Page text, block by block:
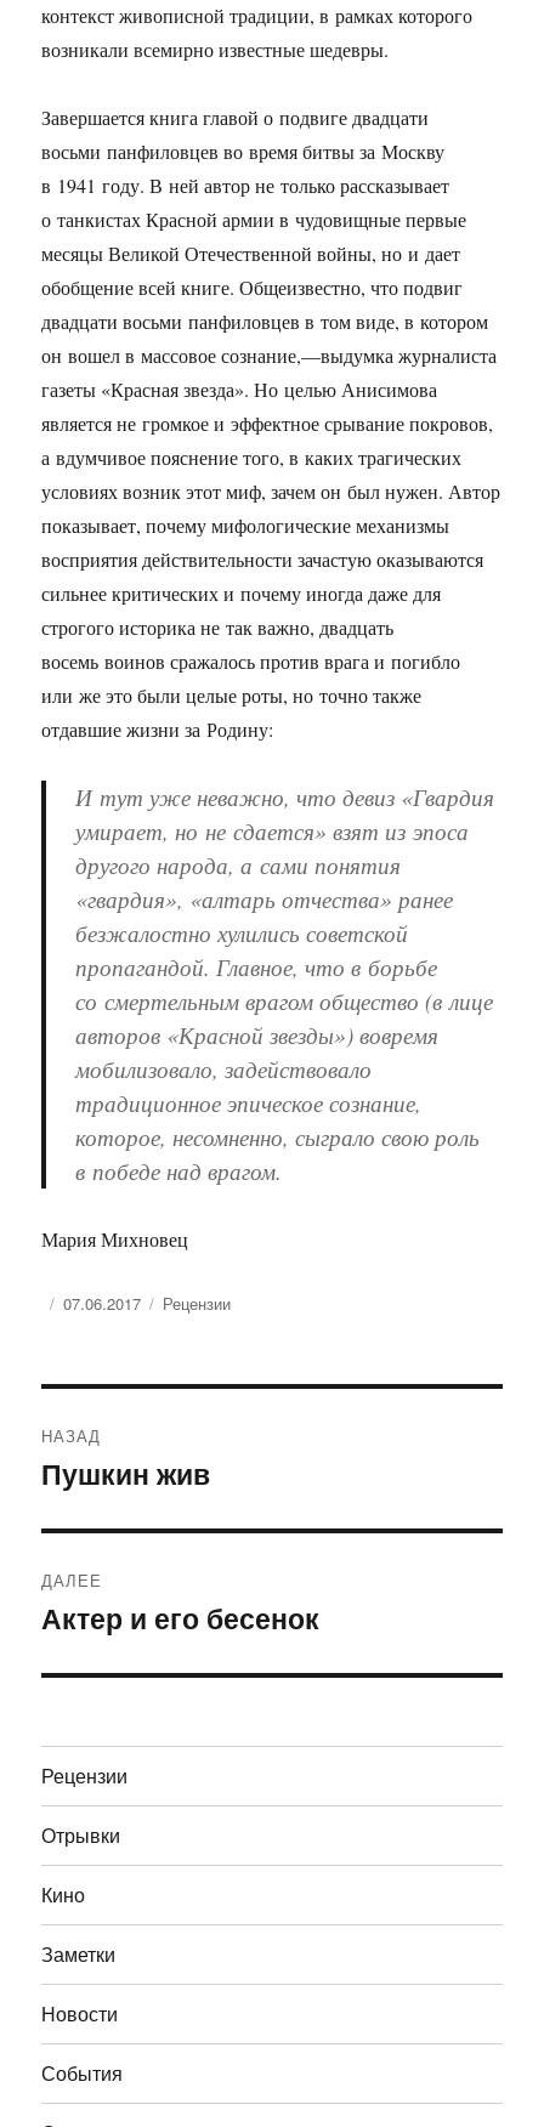
контекст живописной традиции, в рамках которого
возникали всемирно известные шедевры.
Завершается книга главой о подвиге двадцати
восьми панфиловцев во время битвы за Москву
в 1941 году. В ней автор не только рассказывает
о танкистах Красной армии в чудовищные первые
месяцы Великой Отечественной войны, но и дает
обобщение всей книге. Общеизвестно, что подвиг
двадцати восьми панфиловцев в том виде, в котором
он вошел в массовое сознание,—выдумка журналиста
газеты «Красная звезда». Но целью Анисимова
является не громкое и эффектное срывание покровов,
а вдумчивое пояснение того, в каких трагических
условиях возник этот миф, зачем он был нужен. Автор
показывает, почему мифологические механизмы
восприятия действительности зачастую оказываются
сильнее критических и почему иногда даже для
строгого историка не так важно, двадцать
восемь воинов сражалось против врага и погибло
или же это были целые роты, но точно также
отдавшие жизни за Родину:
И тут уже неважно, что девиз «Гвардия
умирает, но не сдается» взят из эпоса
другого народа, а сами понятия
«гвардия», «алтарь отчества» ранее
безжалостно хулились советской
пропагандой. Главное, что в борьбе
со смертельным врагом общество (в лице
авторов «Красной звезды») вовремя
мобилизовало, задействовало
традиционное эпическое сознание,
которое, несомненно, сыграло свою роль
в победе над врагом.
Мария Михновец
Опубликовано
07.06.2017 Рубрики
Рецензии
по
НАЗАД
Предыдущая
Пушкин жив
ДАЛЕЕ
Следующая
Актер и его бесенок
Рецензии
Отрывки
Кино
Заметки
Новости
События